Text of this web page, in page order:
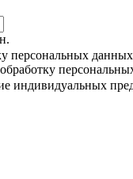
персональных
индивидуальных